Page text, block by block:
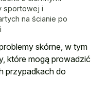
sportowej i
na ścianie po
skórne, w tym
które mogą prowadzić
przypadkach do